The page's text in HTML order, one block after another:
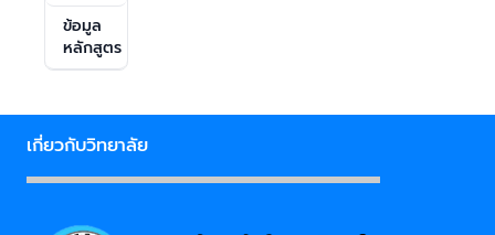
ข้อมูล
หลักสูตร
เกี่ยวกับวิทยาลัย